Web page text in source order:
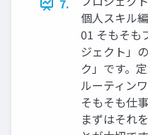
7.
個人スキル
01 そもそも
ジェクト」
ク」です。
ルーティン
そもそも仕
まずはそれ